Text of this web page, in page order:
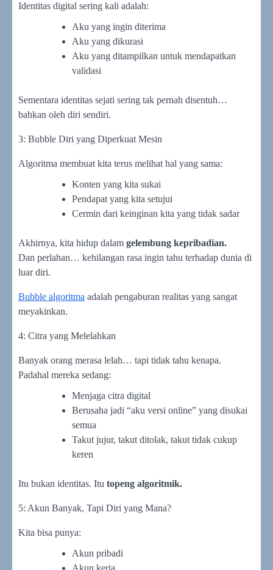
Identitas digital sering kali adalah:
Aku yang ingin diterima
Aku yang dikurasi
Aku yang ditampilkan untuk mendapatkan
validasi
Sementara identitas sejati sering tak pernah disentuh…
bahkan oleh diri sendiri.
3: Bubble Diri yang Diperkuat Mesin
Algoritma membuat kita terus melihat hal yang sama:
Konten yang kita sukai
Pendapat yang kita setujui
Cermin dari keinginan kita yang tidak sadar
Akhirnya, kita hidup dalam gelembung kepribadian.
Dan perlahan… kehilangan rasa ingin tahu terhadap dunia di
luar diri.
Bubble algoritma adalah pengaburan realitas yang sangat
meyakinkan.
4: Citra yang Melelahkan
Banyak orang merasa lelah… tapi tidak tahu kenapa.
Padahal mereka sedang:
Menjaga citra digital
Berusaha jadi “aku versi online” yang disukai
semua
Takut jujur, takut ditolak, takut tidak cukup
keren
Itu bukan identitas. Itu topeng algoritmik.
5: Akun Banyak, Tapi Diri yang Mana?
Kita bisa punya:
Akun pribadi
Akun kerja